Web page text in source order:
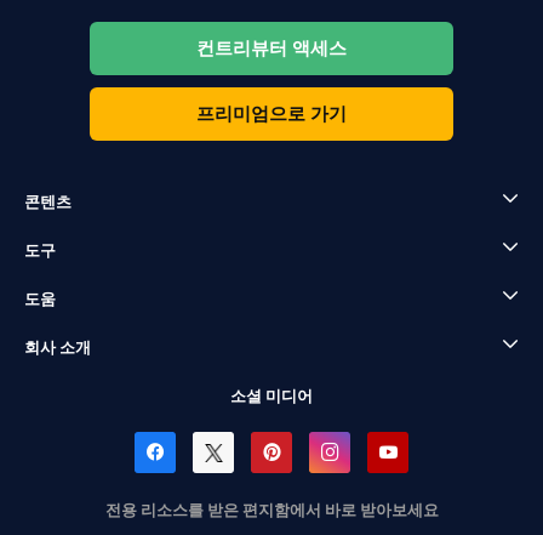
컨트리뷰터 액세스
프리미엄으로 가기
콘텐츠
도구
도움
회사 소개
소셜 미디어
전용 리소스를 받은 편지함에서 바로 받아보세요